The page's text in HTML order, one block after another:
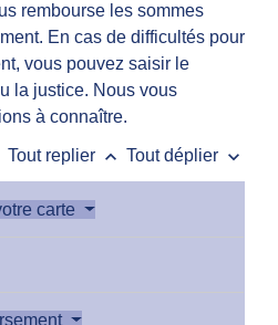
rembourse les sommes
En cas de difficultés pour
vous pouvez saisir le
la justice. Nous vous
à connaître.
Tout replier keyboard_arrow_up Tout déplier keyboard_arrow_down
carte